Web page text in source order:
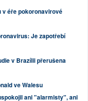
v éře pokoronavirové
Je zapotřebí
v Brazílii přerušena
ve Walesu
ani "alarmisty", ani